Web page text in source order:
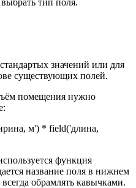
значений или для
существующих полей.
помещения нужно
м') * field('длина,
функция
название поля в нижнем
обрамлять кавычками.